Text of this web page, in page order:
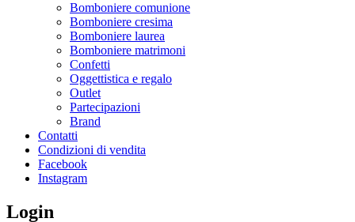
Bomboniere comunione
Bomboniere cresima
Bomboniere laurea
Bomboniere matrimoni
Confetti
Oggettistica e regalo
Outlet
Partecipazioni
Brand
Contatti
Condizioni di vendita
Facebook
Instagram
Login